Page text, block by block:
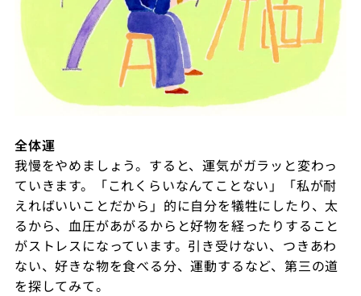
全体運
我慢をやめましょう。すると、運気がガラッと変わっ
ていきます。「これくらいなんてことない」「私が耐
えればいいことだから」的に自分を犠牲にしたり、太
るから、血圧があがるからと好物を経ったりすること
がストレスになっています。引き受けない、つきあわ
ない、好きな物を食べる分、運動するなど、第三の道
を探してみて。